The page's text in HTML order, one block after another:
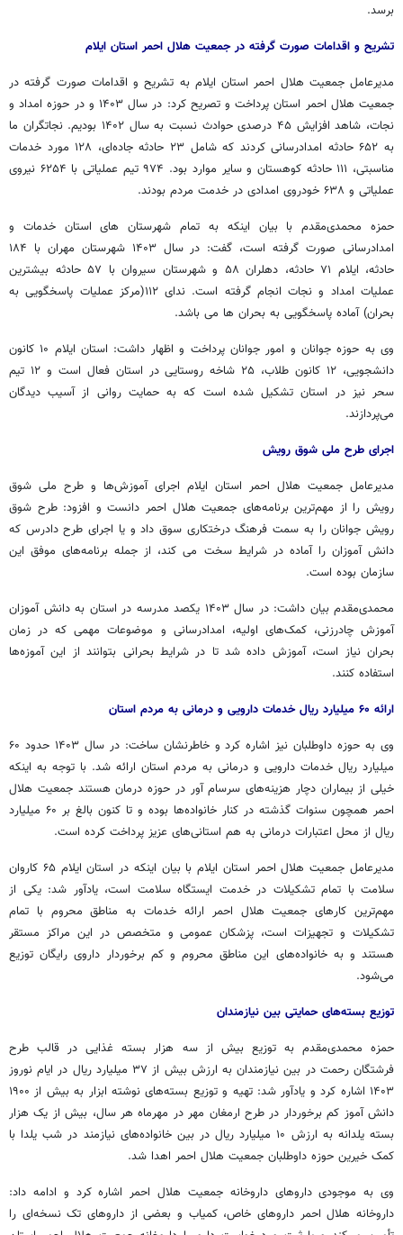
برسد.
تشریح و اقدامات صورت گرفته در جمعیت هلال احمر استان ایلام
مدیرعامل جمعیت هلال احمر استان ایلام به تشریح و اقدامات صورت گرفته در
جمعیت هلال احمر استان پرداخت و تصریح کرد: در سال ۱۴۰۳ و در حوزه امداد و
نجات، شاهد افزایش ۴۵ درصدی حوادث نسبت به سال ۱۴۰۲ بودیم. نجاتگران ما
به ۶۵۲ حادثه امدادرسانی کردند که شامل ۲۳ حادثه جاده‌ای، ۱۲۸ مورد خدمات
مناسبتی، ۱۱۱ حادثه کوهستان و سایر موارد بود. ۹۷۴ تیم عملیاتی با ۶۲۵۴ نیروی
عملیاتی و ۶۳۸ خودروی امدادی در خدمت مردم بودند.
حمزه محمدی‌مقدم با بیان اینکه به تمام شهرستان های استان خدمات و
امدادرسانی صورت گرفته است، گفت: در سال ۱۴۰۳ شهرستان مهران با ۱۸۴
حادثه، ایلام ۷۱ حادثه، دهلران ۵۸ و شهرستان سیروان با ۵۷ حادثه بیشترین
عملیات امداد و نجات انجام گرفته است. ندای ۱۱۲(مرکز عملیات پاسخگویی به
بحران) آماده پاسخگویی به بحران ها می باشد.
وی به حوزه جوانان و امور جوانان پرداخت و اظهار داشت: استان ایلام ۱۰ کانون
دانشجویی، ۱۲ کانون طلاب، ۲۵ شاخه روستایی در استان فعال است و ۱۲ تیم
سحر نیز در استان تشکیل شده است که به حمایت روانی از آسیب دیدگان
می‌پردازند.
اجرای طرح ملی شوق رویش
مدیرعامل جمعیت هلال احمر استان ایلام اجرای آموزش‌ها و طرح ملی شوق
رویش را از مهم‌ترین برنامه‌های جمعیت هلال احمر دانست و افزود: طرح شوق
رویش جوانان را به سمت فرهنگ درختکاری سوق داد و یا اجرای طرح دادرس که
دانش آموزان را آماده در شرایط سخت می کند، از جمله برنامه‌های موفق این
سازمان بوده است.
محمدی‌مقدم بیان داشت: در سال ۱۴۰۳ یکصد مدرسه در استان به دانش آموزان
آموزش چادرزنی، کمک‌های اولیه، امدادرسانی و موضوعات مهمی که در زمان
بحران نیاز است، آموزش داده شد تا در شرایط بحرانی بتوانند از این آموزه‌ها
استفاده کنند.
ارائه ۶۰ میلیارد ریال خدمات دارویی و درمانی به مردم استان
وی به حوزه داوطلبان نیز اشاره کرد و خاطرنشان ساخت: در سال ۱۴۰۳ حدود ۶۰
میلیارد ریال خدمات دارویی و درمانی به مردم استان ارائه شد. با توجه به اینکه
خیلی از بیماران دچار هزینه‌های سرسام آور در حوزه درمان هستند جمعیت هلال
احمر همچون سنوات گذشته در کنار خانواده‌ها بوده و تا کنون بالغ بر ۶۰ میلیارد
ریال از محل اعتبارات درمانی به هم استانی‌های عزیز پرداخت کرده است.
مدیرعامل جمعیت هلال احمر استان ایلام با بیان اینکه در استان ایلام ۶۵ کاروان
سلامت با تمام تشکیلات در خدمت ایستگاه سلامت است، یادآور شد: یکی از
مهم‌ترین کارهای جمعیت هلال احمر ارائه خدمات به مناطق محروم با تمام
تشکیلات و تجهیزات است، پزشکان عمومی و متخصص در این مراکز مستقر
هستند و به خانواده‌های این مناطق محروم و کم برخوردار داروی رایگان توزیع
می‌شود.
توزیع بسته‌های حمایتی بین نیازمندان
حمزه محمدی‌مقدم به توزیع بیش از سه هزار بسته غذایی در قالب طرح
فرشتگان رحمت در بین نیازمندان به ارزش بیش از ۳۷ میلیارد ریال در ایام نوروز
۱۴۰۳ اشاره کرد و یادآور شد: تهیه و توزیع بسته‌های نوشته ابزار به بیش از ۱۹۰۰
دانش آموز کم برخوردار در طرح ارمغان مهر در مهرماه هر سال، بیش از یک هزار
بسته یلدانه به ارزش ۱۰ میلیارد ریال در بین خانواده‌های نیازمند در شب یلدا با
کمک خیرین حوزه داوطلبان جمعیت هلال احمر اهدا شد.
وی به موجودی داروهای داروخانه جمعیت هلال احمر اشاره کرد و ادامه داد:
داروخانه هلال احمر داروهای خاص، کمیاب و بعضی از داروهای تک نسخه‌ای را